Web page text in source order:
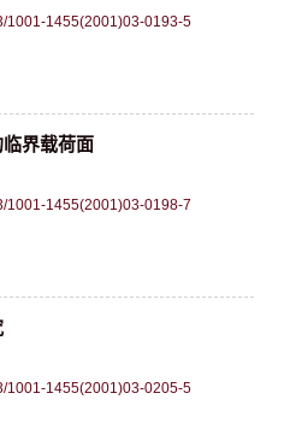
1001-1455(2001)03-0193-5
界载荷面
1001-1455(2001)03-0198-7
1001-1455(2001)03-0205-5